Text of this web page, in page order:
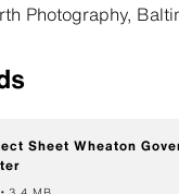
Photography,
Sheet Wheaton